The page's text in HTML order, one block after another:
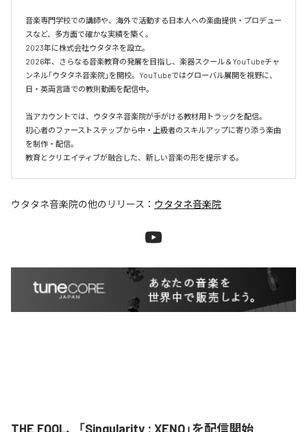
音楽専門学校での講師や、海外で活動する日本人への楽曲提供・プロデュー
スなど、多方面で確かな実績を築く。
2023年に株式会社ウタタネを設立。
2026年、さらなる音楽教育の発展を目指し、楽器スクール＆YouTubeチャ
ンネル「ウタタネ音楽院」を開校。YouTubeではグローバル展開を視野に、
日・英両言語での教則動画を配信中。
当アカウントでは、ウタタネ音楽院が手がける教材用トラックを配信。
初心者のファーストステップから中・上級者のスキルアップに寄り添う楽曲
を制作・配信。
ウタタネ音楽院の他のリリース： ウタタネ音楽院
THE FOOL、「Singularity : XENO」を配信開始